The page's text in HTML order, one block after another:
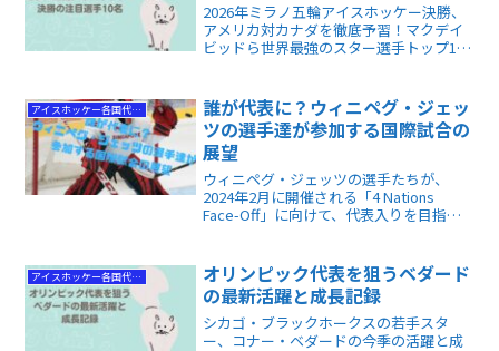
2026年ミラノ五輪アイスホッケー決勝、
アメリカ対カナダを徹底予習！マクデイ
ビッドら世界最強のスター選手トップ10
曜日の金メダル争奪戦を120%楽しめるよ
うになります。
アイスホッケー各国代表情報
誰が代表に？ウィニペグ・ジェッ
ツの選手達が参加する国際試合の
展望
ウィニペグ・ジェッツの選手たちが、
2024年2月に開催される「4 Nations
Face-Off」に向けて、代表入りを目指し
における重要なポイントを掘り下げてみ
ましょう。
アイスホッケー各国代表情報
オリンピック代表を狙うベダード
の最新活躍と成長記録
シカゴ・ブラックホークスの若手スタ
ー、コナー・ベダードの今季の活躍と成